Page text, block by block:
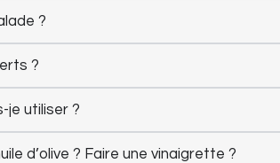
?
?
je utiliser ?
d’olive ? Faire une vinaigrette ?